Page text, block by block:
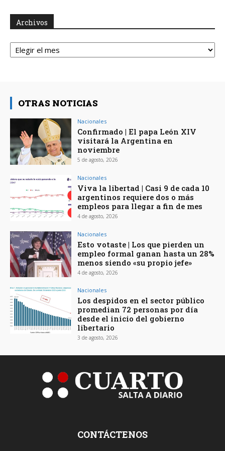
Archivos
Archivos
OTRAS NOTICIAS
Nacionales
Confirmado | El papa León XIV
visitará la Argentina en
noviembre
5 de agosto, 2026
Nacionales
Viva la libertad | Casi 9 de cada 10
argentinos requiere dos o más
empleos para llegar a fin de mes
4 de agosto, 2026
Nacionales
Esto votaste | Los que pierden un
empleo formal ganan hasta un 28%
menos siendo «su propio jefe»
4 de agosto, 2026
Nacionales
Los despidos en el sector público
promedian 72 personas por día
desde el inicio del gobierno
libertario
3 de agosto, 2026
CONTÁCTENOS